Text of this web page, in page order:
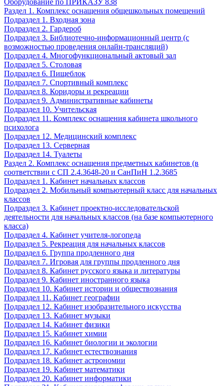
Оборудование по ПРИКАЗУ 838
Раздел 1. Комплекс оснащения общешкольных помещений
Подраздел 1. Входная зона
Подраздел 2. Гардероб
Подраздел 3. Библиотечно-информационный центр (с
возможностью проведения онлайн-трансляций)
Подраздел 4. Многофункциональный актовый зал
Подраздел 5. Столовая
Подраздел 6. Пищеблок
Подраздел 7. Спортивный комплекс
Подраздел 8. Коридоры и рекреации
Подраздел 9. Административные кабинеты
Подраздел 10. Учительская
Подраздел 11. Комплекс оснащения кабинета школьного
психолога
Подраздел 12. Медицинский комплекс
Подраздел 13. Серверная
Подраздел 14. Туалеты
Раздел 2. Комплекс оснащения предметных кабинетов (в
соответствии с СП 2.4.3648-20 и СанПиН 1.2.3685
Подраздел 1. Кабинет начальных классов
Подраздел 2. Мобильный компьютерный класс для начальных
классов
Подраздел 3. Кабинет проектно-исследовательской
деятельности для начальных классов (на базе компьютерного
класса)
Подраздел 4. Кабинет учителя-логопеда
Подраздел 5. Рекреация для начальных классов
Подраздел 6. Группа продленного дня
Подраздел 7. Игровая для группы продленного дня
Подраздел 8. Кабинет русского языка и литературы
Подраздел 9. Кабинет иностранного языка
Подраздел 10. Кабинет истории и обществознания
Подраздел 11. Кабинет географии
Подраздел 12. Кабинет изобразительного искусства
Подраздел 13. Кабинет музыки
Подраздел 14. Кабинет физики
Подраздел 15. Кабинет химии
Подраздел 16. Кабинет биологии и экологии
Подраздел 17. Кабинет естествознания
Подраздел 18. Кабинет астрономии
Подраздел 19. Кабинет математики
Подраздел 20. Кабинет информатики